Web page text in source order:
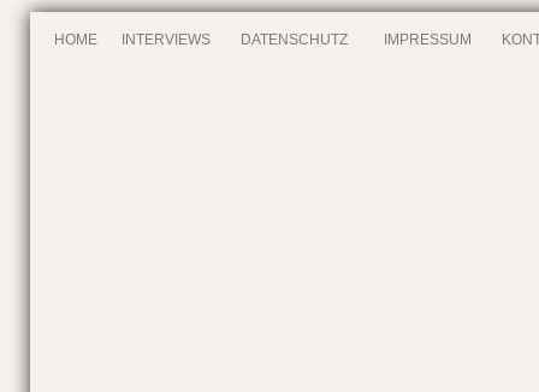
HOME INTERVIEWS DATENSCHUTZ IMPRESSUM